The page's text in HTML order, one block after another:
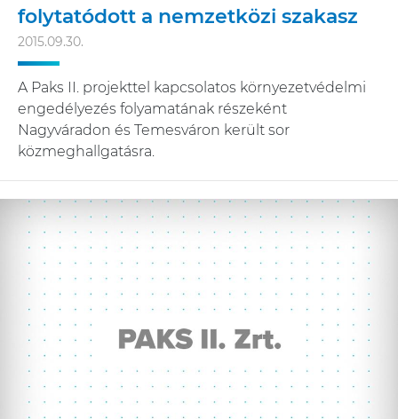
folytatódott a nemzetközi szakasz
2015.09.30.
A Paks II. projekttel kapcsolatos környezetvédelmi
engedélyezés folyamatának részeként
Nagyváradon és Temesváron került sor
közmeghallgatásra.